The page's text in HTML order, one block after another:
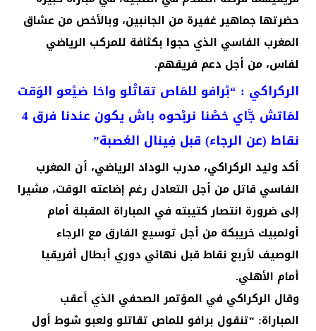
حضرتها جماهير غفيرة من الجانبين، وبالأخص من عشاق
المغرب الفاسي الذي حجوا بكثافة للمركب الرياضي
لفاس، من أجل دعم فريقهم.
الركراكي : “بْرافو للمَاص تقاتْلو واخا ضيْعو الوَقت
لمَاتش جَّاي خصْنا نربْحوه باش يكون عندنا فرق 4
نقاط (عن الرجاء) قبل فِينال العُصبة”
أكد وليد الركراكي، مدرب الوداد الرياضي، أن المغرب
الفاسي قاتل من أجل التعادل رغم إضاعته الوقت، مشيرا
إلى ضرورة انتصار كتيبته في المباراة المقبلة أمام
أولمبيك خريبكة من أجل توسيع الفارق مع الرجاء
الوصيف لأربع نقاط قبل نهائي دوري أبطال أفريقيا
أمام الأهلي.
وقال الركراكي في المؤتمر الصحفي الذي أعقب
المباراة: “تنقول برافو للماص تقاتلو ولعبو شوط أول